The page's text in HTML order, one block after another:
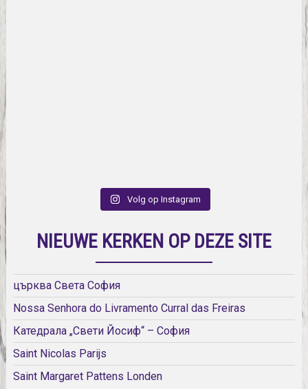
Volg op Instagram
NIEUWE KERKEN OP DEZE SITE
църква Света София
Nossa Senhora do Livramento Curral das Freiras
Катедрала „Свети Йосиф“ – София
Saint Nicolas Parijs
Saint Margaret Pattens Londen